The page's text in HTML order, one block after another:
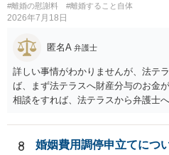
#離婚の慰謝料
#離婚すること自体
2026年7月18日
匿名A 弁護士
詳しい事情がわかりませんが、法テ
ば、まず法テラスへ財産分与のお金
相談をすれば、法テラスから弁護士
す。
8 婚姻費用調停申立てにつ